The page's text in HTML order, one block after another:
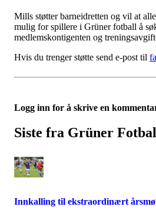
Mills støtter barneidretten og vil at
mulig for spillere i Grüner fotball å
medlemskontigenten og
Hvis du trenger støtte send e-post til
Logg inn for å skrive en
Siste fra Grüner
Innkalling til ekstraordinært